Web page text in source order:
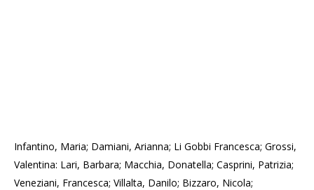
Infantino, Maria; Damiani, Arianna; Li Gobbi Francesca; Grossi,
Valentina: Lari, Barbara; Macchia, Donatella; Casprini, Patrizia;
Veneziani, Francesca; Villalta, Danilo; Bizzaro, Nicola;